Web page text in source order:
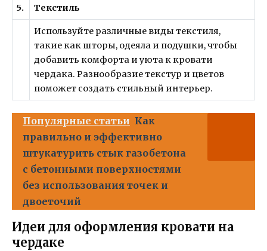
5. Текстиль
Используйте различные виды текстиля,
такие как шторы, одеяла и подушки, чтобы
добавить комфорта и уюта к кровати
чердака. Разнообразие текстур и цветов
поможет создать стильный интерьер.
Популярные статьи Как
правильно и эффективно
штукатурить стык газобетона
с бетонными поверхностями
без использования точек и
двоеточий
Идеи для оформления кровати на
чердаке